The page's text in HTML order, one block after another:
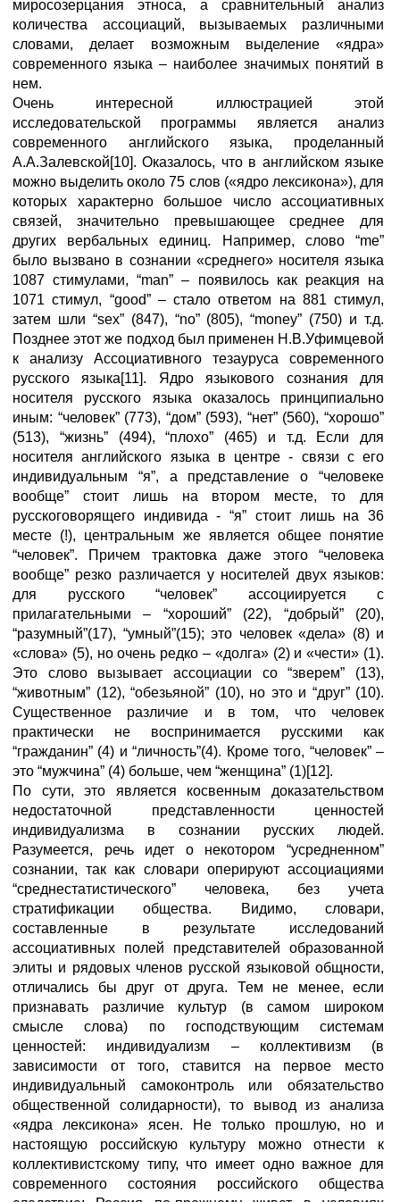
миросозерцания этноса, а сравнительный анализ
количества ассоциаций, вызываемых различными
словами, делает возможным выделение «ядра»
современного языка – наиболее значимых понятий в
нем.
Очень интересной иллюстрацией этой
исследовательской программы является анализ
современного английского языка, проделанный
А.А.Залевской[10]. Оказалось, что в английском языке
можно выделить около 75 слов («ядро лексикона»), для
которых характерно большое число ассоциативных
связей, значительно превышающее среднее для
других вербальных единиц. Например, слово “me”
было вызвано в сознании «среднего» носителя языка
1087 стимулами, “man” – появилось как реакция на
1071 стимул, “good” – стало ответом на 881 стимул,
затем шли “sex” (847), “no” (805), “money” (750) и т.д.
Позднее этот же подход был применен Н.В.Уфимцевой
к анализу Ассоциативного тезауруса современного
русского языка[11]. Ядро языкового сознания для
носителя русского языка оказалось принципиально
иным: “человек” (773), “дом” (593), “нет” (560), “хорошо”
(513), “жизнь” (494), “плохо” (465) и т.д. Если для
носителя английского языка в центре - связи с его
индивидуальным “я”, а представление о “человеке
вообще” стоит лишь на втором месте, то для
русскоговорящего индивида - “я” стоит лишь на 36
месте (!), центральным же является общее понятие
“человек”. Причем трактовка даже этого “человека
вообще” резко различается у носителей двух языков:
для русского “человек” ассоциируется с
прилагательными – “хороший” (22), “добрый” (20),
“разумный”(17), “умный”(15); это человек «дела» (8) и
«слова» (5), но очень редко – «долга» (2) и «чести» (1).
Это слово вызывает ассоциации со “зверем” (13),
“животным” (12), “обезьяной” (10), но это и “друг” (10).
Существенное различие и в том, что человек
практически не воспринимается русскими как
“гражданин” (4) и “личность”(4). Кроме того, “человек” –
это “мужчина” (4) больше, чем “женщина” (1)[12].
По сути, это является косвенным доказательством
недостаточной представленности ценностей
индивидуализма в сознании русских людей.
Разумеется, речь идет о некотором “усредненном”
сознании, так как словари оперируют ассоциациями
“среднестатистического” человека, без учета
стратификации общества. Видимо, словари,
составленные в результате исследований
ассоциативных полей представителей образованной
элиты и рядовых членов русской языковой общности,
отличались бы друг от друга. Тем не менее, если
признавать различие культур (в самом широком
смысле слова) по господствующим системам
ценностей: индивидуализм – коллективизм (в
зависимости от того, ставится на первое место
индивидуальный самоконтроль или обязательство
общественной солидарности), то вывод из анализа
«ядра лексикона» ясен. Не только прошлую, но и
настоящую российскую культуру можно отнести к
коллективистскому типу, что имеет одно важное для
современного состояния российского общества